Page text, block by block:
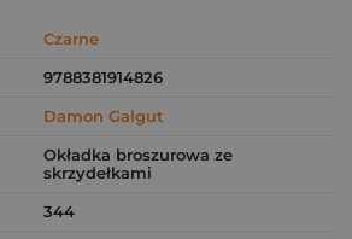
Czarne
9788381914826
Damon Galgut
Okładka broszurowa ze
skrzydełkami
344